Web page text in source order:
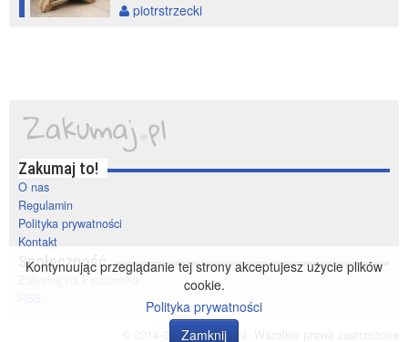
piotrstrzecki
Zakumaj to!
O nas
Regulamin
Polityka prywatności
Kontakt
Społeczność
Zakumaj na Facebooku
© 2014-2020 zakumaj.pl. Wszelkie prawa zastrzeżone
Kontynuując przeglądanie tej strony akceptujesz użycie plików
cookie.
Polityka prywatności
Zamknij